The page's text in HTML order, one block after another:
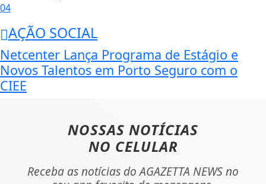
04
AÇÃO SOCIAL
Netcenter Lança Programa de Estágio e
Novos Talentos em Porto Seguro com o
CIEE
NOSSAS NOTÍCIAS
NO CELULAR
Receba as notícias do AGAZETTA NEWS no